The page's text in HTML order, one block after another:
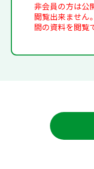
非会員の方は公
閲覧出来ません
間の資料を閲覧